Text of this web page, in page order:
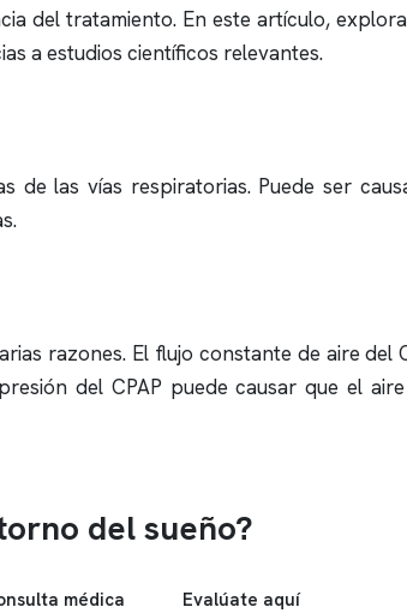
del tratamiento. En este artículo,
a estudios científicos relevantes.
las vías respiratorias. Puede ser
razones. El flujo constante de aire del
del CPAP puede causar que el
del sueño?
médica Evalúate aquí